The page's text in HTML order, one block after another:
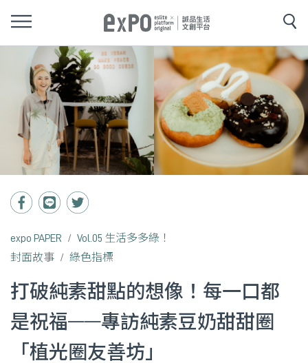
expo PAPER
Vol.05 生活多多綠！
封面故事
綠色指標
打破純素甜點的想像！每一口都
是祝福——專訪純素豆奶甜甜圈
「植光圈友善坊」